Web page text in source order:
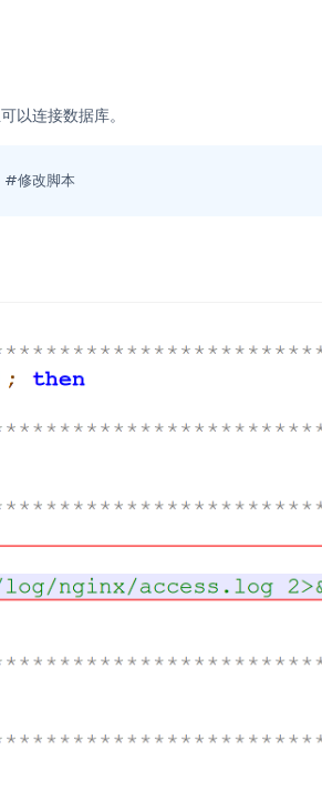
以连接数据库。
vi /_makeFile/thingskit/_image/java-start.sh				#修改脚本